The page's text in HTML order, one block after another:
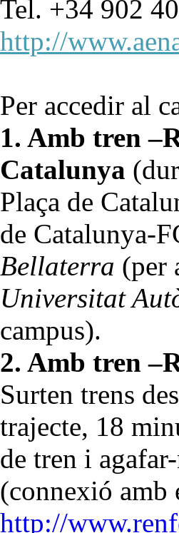
Tel. +34 902
http://
Per accedir al
1. Amb tren
Catalunya
Plaça de
de Catalunya-
Bellaterra (per
Universitat
campus).
2. Amb tren
Surten trens
trajecte, 18
de tren i
(connexió amb
http://